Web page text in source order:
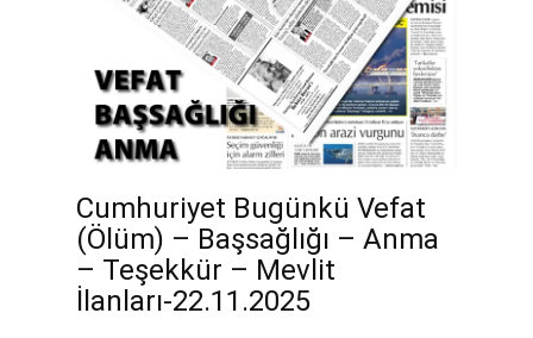
Cumhuriyet Bugünkü Vefat
(Ölüm) – Başsağlığı – Anma
– Teşekkür – Mevlit
İlanları-22.11.2025